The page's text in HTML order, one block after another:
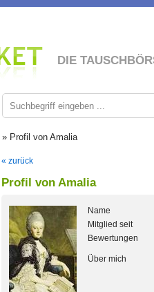
DIE
» Profil von Amalia
« zurück
Profil von Amalia
Name
Mitglied seit
Bewertungen
Über mich